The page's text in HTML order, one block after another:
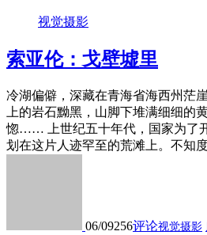
视觉摄影
索亚伦：戈壁墟里
冷湖偏僻，深藏在青海省海西州茫
上的岩石黝黑，山脚下堆满细细的
惚…… 上世纪五十年代，国家为了
划在这片人迹罕至的荒滩上。不知
06/09256评论视觉摄影